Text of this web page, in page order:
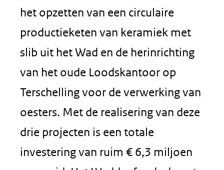
het opzetten van een circulaire
productieketen van keramiek met
slib uit het Wad en de herinrichting
van het oude Loodskantoor op
Terschelling voor de verwerking van
oesters. Met de realisering van deze
drie projecten is een totale
investering van ruim € 6,3 miljoen